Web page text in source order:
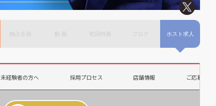
独占企画 初回特典 ブログ ホスト求人
未経験者の方へ 採用プロセス 店舗情報 ご応募連絡先